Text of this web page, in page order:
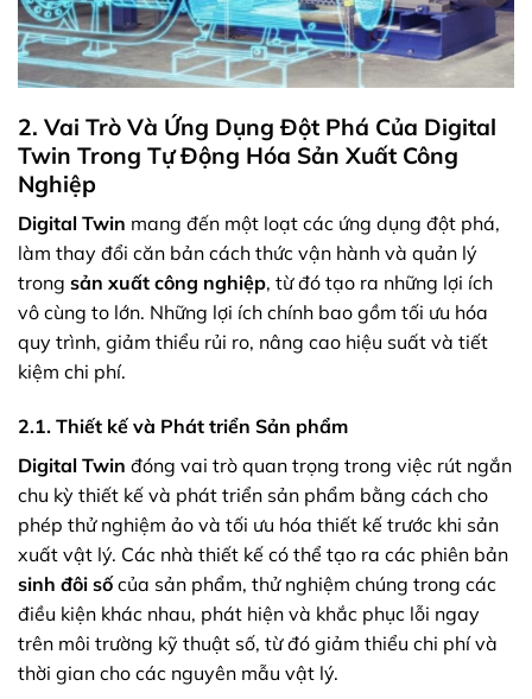
2. Vai Trò Và Ứng Dụng Đột Phá Của Digital
Twin Trong Tự Động Hóa Sản Xuất Công
Nghiệp
Digital Twin mang đến một loạt các ứng dụng đột phá,
làm thay đổi căn bản cách thức vận hành và quản lý
trong sản xuất công nghiệp, từ đó tạo ra những lợi ích
vô cùng to lớn. Những lợi ích chính bao gồm tối ưu hóa
quy trình, giảm thiểu rủi ro, nâng cao hiệu suất và tiết
kiệm chi phí.
2.1. Thiết kế và Phát triển Sản phẩm
Digital Twin đóng vai trò quan trọng trong việc rút ngắn
chu kỳ thiết kế và phát triển sản phẩm bằng cách cho
phép thử nghiệm ảo và tối ưu hóa thiết kế trước khi sản
xuất vật lý. Các nhà thiết kế có thể tạo ra các phiên bản
sinh đôi sốcủa sản phẩm, thử nghiệm chúng trong các
điều kiện khác nhau, phát hiện và khắc phục lỗi ngay
trên môi trường kỹ thuật số, từ đó giảm thiểu chi phí và
thời gian cho các nguyên mẫu vật lý.